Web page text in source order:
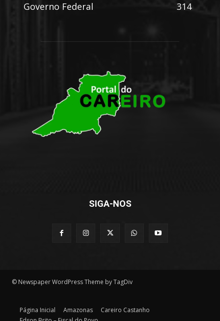
Governo Federal
314
SIGA-NOS
© Newspaper WordPress Theme by TagDiv
Página Inicial Amazonas
Careiro Castanho